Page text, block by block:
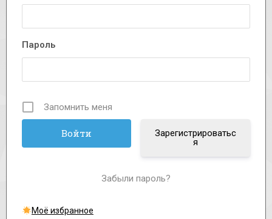
Пароль
Запомнить меня
Зарегистрироватьс
я
Забыли пароль?
Моё избранное